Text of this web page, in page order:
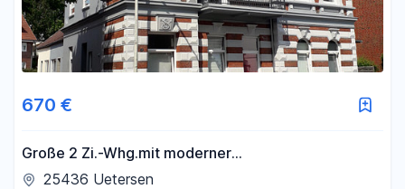
670 €
Große 2 Zi.-Whg.mit moderner
Einbauküche,Wintergarten,eigener Eingang,KFZ
25436 Uetersen